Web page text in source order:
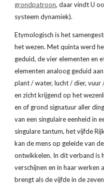
grondpatroon, daar vindt U
systeem dynamiek).
Etymologisch is het
het wezen. Met quinta werd
geduid, de vier elementen en
elementen analoog geduid
plant / water, lucht / dier,
en zicht krijgend op het
en of grond signatuur aller
van een singulaire eenheid in
singulare tantum, het vijfde
kan de mens op geleide van
ontwikkelen. In dit verband is
verschijnen en in haar
brengt als de vijfde in de